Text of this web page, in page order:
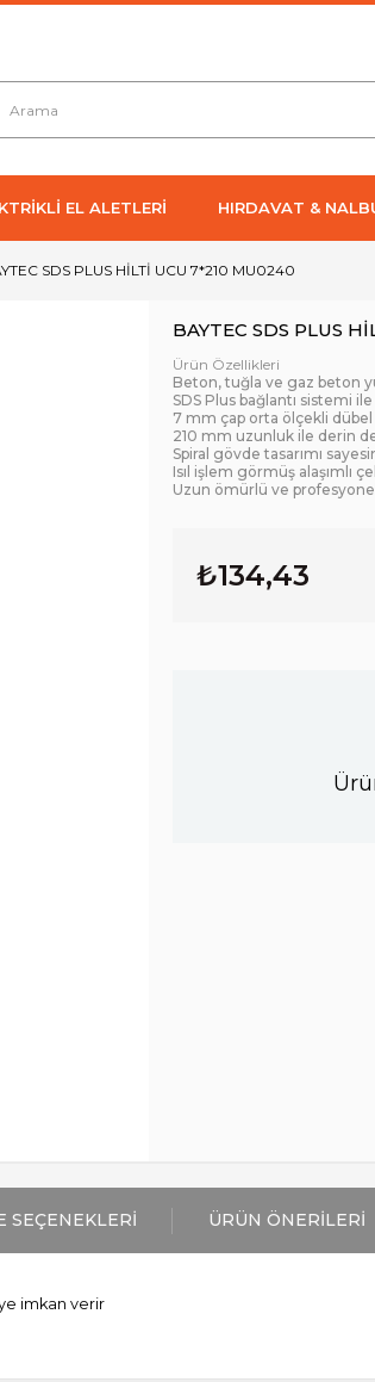
EL ALETLERİ HIRDAVAT &
SDS PLUS HİLTİ UCU 7*210 MU0240
BAYTEC SDS PLUS
Ürün Özellikleri
Beton, tuğla ve gaz beton
SDS Plus bağlantı sistemi
7 mm çap orta ölçekli
210 mm uzunluk ile derin
Spiral gövde tasarımı
Isıl işlem görmüş alaşımlı
Uzun ömürlü ve
₺134,43
SEÇENEKLERI ÜRÜN ÖNERILERI
imkan verir